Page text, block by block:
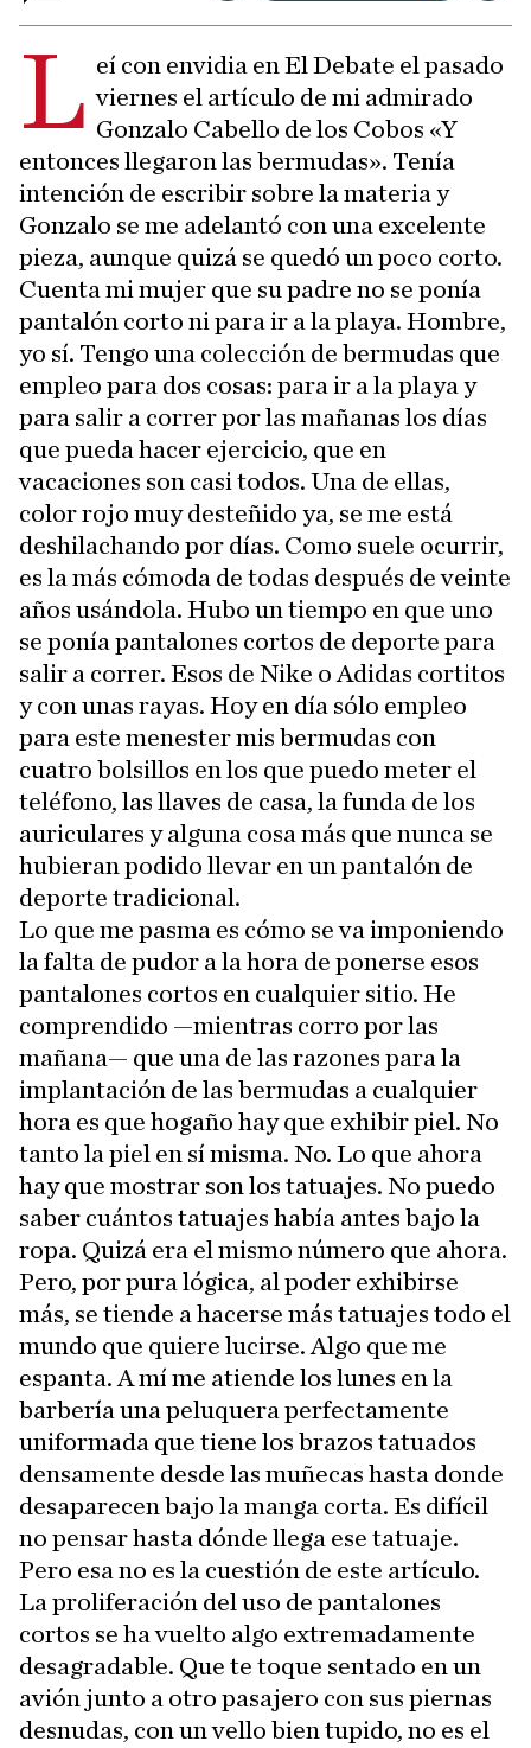
L eí con envidia en El Debate el pasado
viernes el artículo de mi admirado
Gonzalo Cabello de los Cobos «Y
entonces llegaron las bermudas». Tenía
intención de escribir sobre la materia y
Gonzalo se me adelantó con una excelente
pieza, aunque quizá se quedó un poco corto.
Cuenta mi mujer que su padre no se ponía
pantalón corto ni para ir a la playa. Hombre,
yo sí. Tengo una colección de bermudas que
empleo para dos cosas: para ir a la playa y
para salir a correr por las mañanas los días
que pueda hacer ejercicio, que en
vacaciones son casi todos. Una de ellas,
color rojo muy desteñido ya, se me está
deshilachando por días. Como suele ocurrir,
es la más cómoda de todas después de veinte
años usándola. Hubo un tiempo en que uno
se ponía pantalones cortos de deporte para
salir a correr. Esos de Nike o Adidas cortitos
y con unas rayas. Hoy en día sólo empleo
para este menester mis bermudas con
cuatro bolsillos en los que puedo meter el
teléfono, las llaves de casa, la funda de los
auriculares y alguna cosa más que nunca se
hubieran podido llevar en un pantalón de
deporte tradicional.
Lo que me pasma es cómo se va imponiendo
la falta de pudor a la hora de ponerse esos
pantalones cortos en cualquier sitio. He
comprendido —mientras corro por las
mañana— que una de las razones para la
implantación de las bermudas a cualquier
hora es que hogaño hay que exhibir piel. No
tanto la piel en sí misma. No. Lo que ahora
hay que mostrar son los tatuajes. No puedo
saber cuántos tatuajes había antes bajo la
ropa. Quizá era el mismo número que ahora.
Pero, por pura lógica, al poder exhibirse
más, se tiende a hacerse más tatuajes todo el
mundo que quiere lucirse. Algo que me
espanta. A mí me atiende los lunes en la
barbería una peluquera perfectamente
uniformada que tiene los brazos tatuados
densamente desde las muñecas hasta donde
desaparecen bajo la manga corta. Es difícil
no pensar hasta dónde llega ese tatuaje.
Pero esa no es la cuestión de este artículo.
La proliferación del uso de pantalones
cortos se ha vuelto algo extremadamente
desagradable. Que te toque sentado en un
avión junto a otro pasajero con sus piernas
desnudas, con un vello bien tupido, no es el